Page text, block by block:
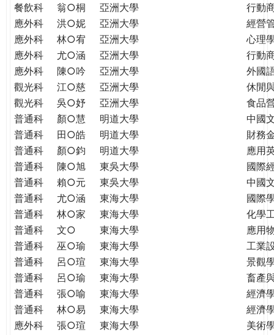
餐飲科
翁○桐 亞洲大學
行動
應外科
洪○妮 亞洲大學
經營
應外科
林○宥 亞洲大學
心理
應外科
尤○涵 亞洲大學
行動
應外科
陳○吟 亞洲大學
外國
觀光科
江○慈 亞洲大學
休閒
觀光科
吳○妤 亞洲大學
食品
普通科
顏○慧 明道大學
中國
普通科
田○皓 明道大學
財務
普通科
顏○鈞 明道大學
應用
普通科
陳○旭 東吳大學
國際
普通科
賴○元 東吳大學
中國
普通科
尤○涵 東海大學
國際
普通科
林○家 東海大學
化學
普通科
文○ 東海大學
應用
普通科
巫○瑜 東海大學
工業
普通科
呂○瑄 東海大學
景觀
普通科
呂○瑜 東海大學
畜產
普通科
張○喻 東海大學
經濟
普通科
林○易 東海大學
經濟
應外科
張○瑄 東海大學
美術